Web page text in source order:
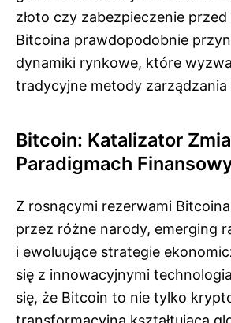
złoto czy zabezpieczenie
Bitcoina prawdopodobnie
dynamiki rynkowe, które
tradycyjne metody zarządzania
Bitcoin: Katalizator
Paradigmach
Z rosnącymi rezerwami
przez różne narody, emerging
i ewoluujące strategie
się z innowacyjnymi
się, że Bitcoin to nie tylko